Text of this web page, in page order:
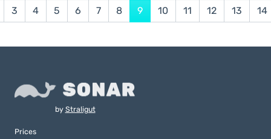
3 4 5 6 7 8 9 10 11 12 13 14
by Straligut
Prices